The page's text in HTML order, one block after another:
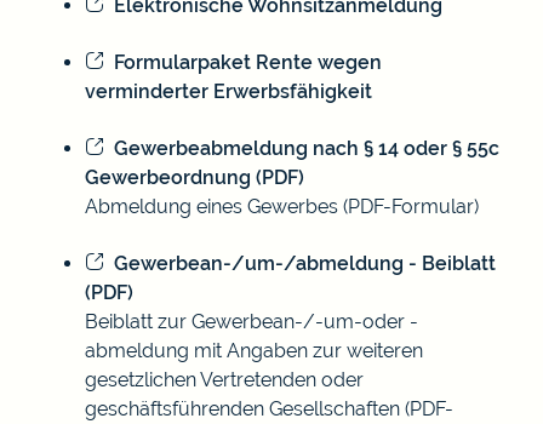
Elektronische Wohnsitzanmeldung
Formularpaket Rente wegen
verminderter Erwerbsfähigkeit
Gewerbeabmeldung nach § 14 oder § 55c
Gewerbeordnung (PDF)
Abmeldung eines Gewerbes (PDF-Formular)
Gewerbean-/um-/abmeldung - Beiblatt
(PDF)
Beiblatt zur Gewerbean-/-um-oder -
abmeldung mit Angaben zur weiteren
gesetzlichen Vertretenden oder
geschäftsführenden Gesellschaften (PDF-